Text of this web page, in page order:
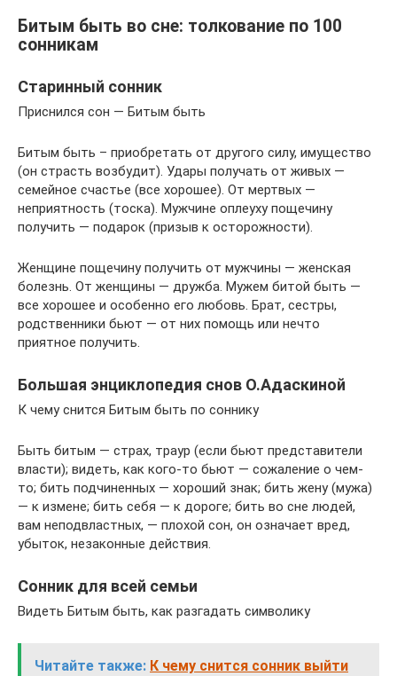
Битым быть во сне: толкование по 100
сонникам
Старинный сонник
Приснился сон — Битым быть
Битым быть – приобретать от другого силу, имущество
(он страсть возбудит). Удары получать от живых —
семейное счастье (все хорошее). От мертвых —
неприятность (тоска). Мужчине оплеуху пощечину
получить — подарок (призыв к осторожности).
Женщине пощечину получить от мужчины — женская
болезнь. От женщины — дружба. Мужем битой быть —
все хорошее и особенно его любовь. Брат, сестры,
родственники бьют — от них помощь или нечто
приятное получить.
Большая энциклопедия снов О.Адаскиной
К чему снится Битым быть по соннику
Быть битым — страх, траур (если бьют представители
власти); видеть, как кого-то бьют — сожаление о чем-
то; бить подчиненных — хороший знак; бить жену (мужа)
— к измене; бить себя — к дороге; бить во сне людей,
вам неподвластных, — плохой сон, он означает вред,
убыток, незаконные действия.
Сонник для всей семьи
Видеть Битым быть, как разгадать символику
Читайте также: К чему снится сонник выйти